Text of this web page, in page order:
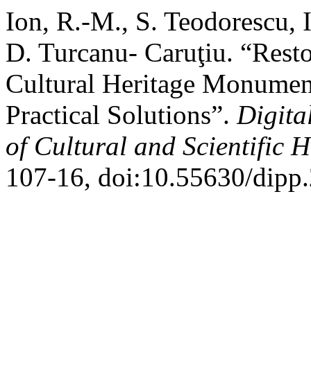
Ion, R.-M., S.
D. Turcanu- Caruţiu.
Cultural Heritage
Practical Solutions”.
of Cultural and Scientific
107-16, doi:10.55630/